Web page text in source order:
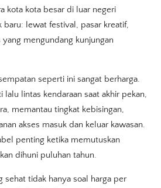
kota kota besar di luar negeri
lewat festival, pasar kreatif,
yang mengundang kunjungan
seperti ini sangat berharga.
lalu lintas kendaraan saat akhir pekan,
memantau tingkat kebisingan,
akses masuk dan keluar kawasan.
penting ketika memutuskan
dihuni puluhan tahun.
sehat tidak hanya soal harga per